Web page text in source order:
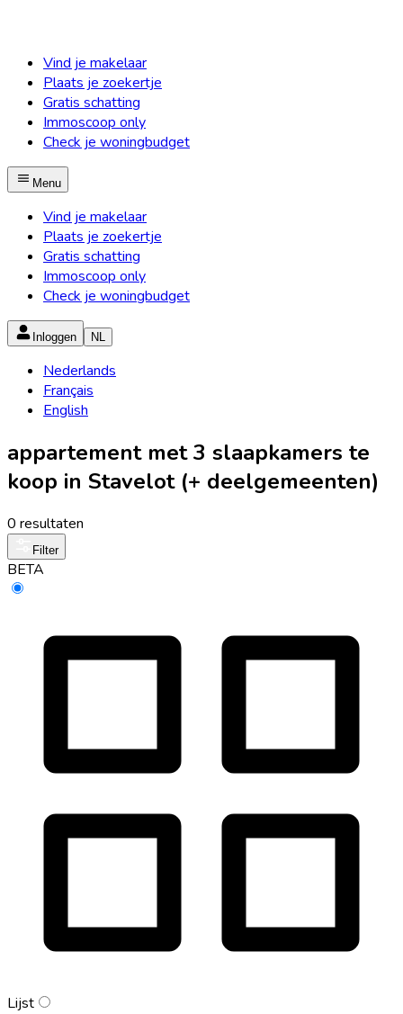
Vind je makelaar
Plaats je zoekertje
Gratis schatting
Immoscoop only
Check je woningbudget
Menu
Vind je makelaar
Plaats je zoekertje
Gratis schatting
Immoscoop only
Check je woningbudget
Inloggen NL
Nederlands
Français
English
appartement met 3 slaapkamers te
koop in Stavelot (+ deelgemeenten)
0 resultaten
Filter
BETA
Lijst